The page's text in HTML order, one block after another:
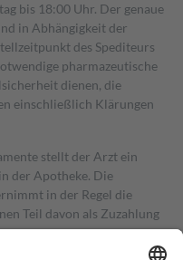
bis 18:00 Uhr. Der genaue
in Abhängigkeit der
des Spediteurs
pharmazeutische
dienen, die
einschließlich Klärungen
stellt der Arzt ein
der Apotheke. Die
in der Regel die
Teil davon als Zuzahlung
in Höhe von zehn